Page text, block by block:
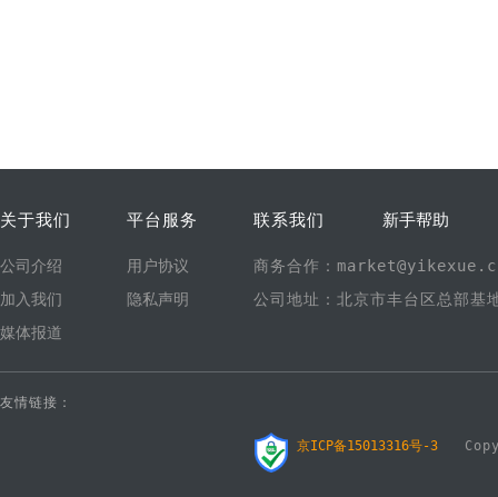
关于我们
公司介绍
加入我们
媒体报道
平台服务
用户协议
隐私声明
联系我们 新手帮助
商务合作：
公司地址：北京市丰台区总部基
友情链接：
京ICP备15013316号-3